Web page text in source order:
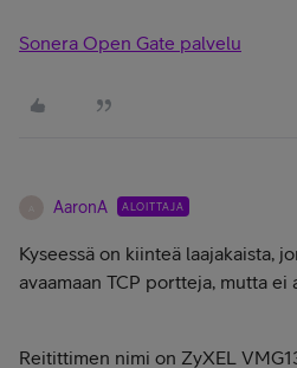
Sonera Open Gate palvelu
AaronA ALOITTAJA
Kyseessä on kiinteä laajakaista,
avaamaan TCP portteja, mutta ei
Reitittimen nimi on ZyXEL